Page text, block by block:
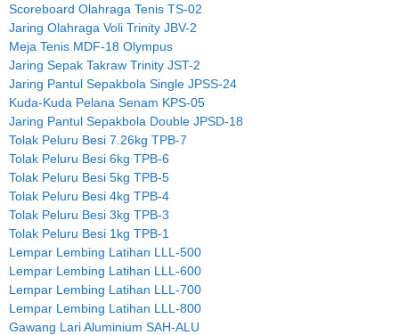
Scoreboard Olahraga Tenis TS-02
Jaring Olahraga Voli Trinity JBV-2
Meja Tenis MDF-18 Olympus
Jaring Sepak Takraw Trinity JST-2
Jaring Pantul Sepakbola Single JPSS-24
Kuda-Kuda Pelana Senam KPS-05
Jaring Pantul Sepakbola Double JPSD-18
Tolak Peluru Besi 7.26kg TPB-7
Tolak Peluru Besi 6kg TPB-6
Tolak Peluru Besi 5kg TPB-5
Tolak Peluru Besi 4kg TPB-4
Tolak Peluru Besi 3kg TPB-3
Tolak Peluru Besi 1kg TPB-1
Lempar Lembing Latihan LLL-500
Lempar Lembing Latihan LLL-600
Lempar Lembing Latihan LLL-700
Lempar Lembing Latihan LLL-800
Gawang Lari Aluminium SAH-ALU